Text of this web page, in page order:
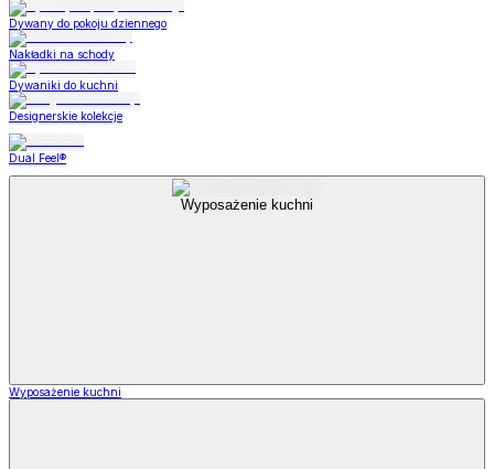
Dywany do pokoju dziennego
Nakładki na schody
Dywaniki do kuchni
Designerskie kolekcje
Dual Feel®
Wyposażenie kuchni
Wyposażenie kuchni